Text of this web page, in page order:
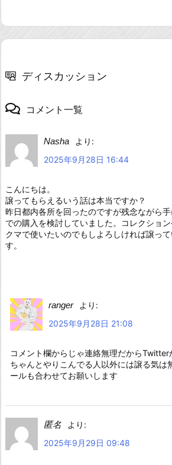
ディスカッション
コメント一覧
Nasha
より:
2025年9月28日 16:44
こんにちは。
譲ってもらえるいう話は本当ですか？
昨日都内各所を回ったのですが残念ながら
での購入を検討していました。コレクショ
クマで使いたいのでもしよろしければ譲っ
す。
ranger
より:
2025年9月28日 21:08
コメント欄からじゃ連絡無理だからTwitter
ちゃんとやりこんでる人以外には譲る気は
ールも合わせてお願いします
匿名
より:
2025年9月29日 09:48